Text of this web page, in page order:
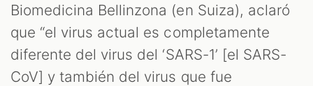
Biomedicina Bellinzona (en Suiza), aclaró
que “el virus actual es completamente
diferente del virus del ‘SARS-1’ [el SARS-
CoV] y también del virus que fue